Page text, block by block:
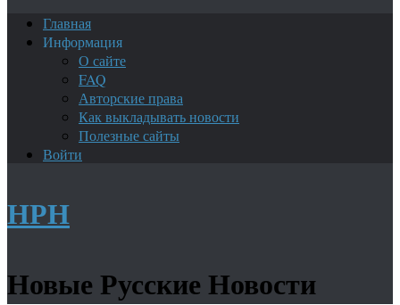
Главная
Информация
О сайте
FAQ
Авторские права
Как выкладывать новости
Полезные сайты
Войти
НРН
Новые Русские Новости